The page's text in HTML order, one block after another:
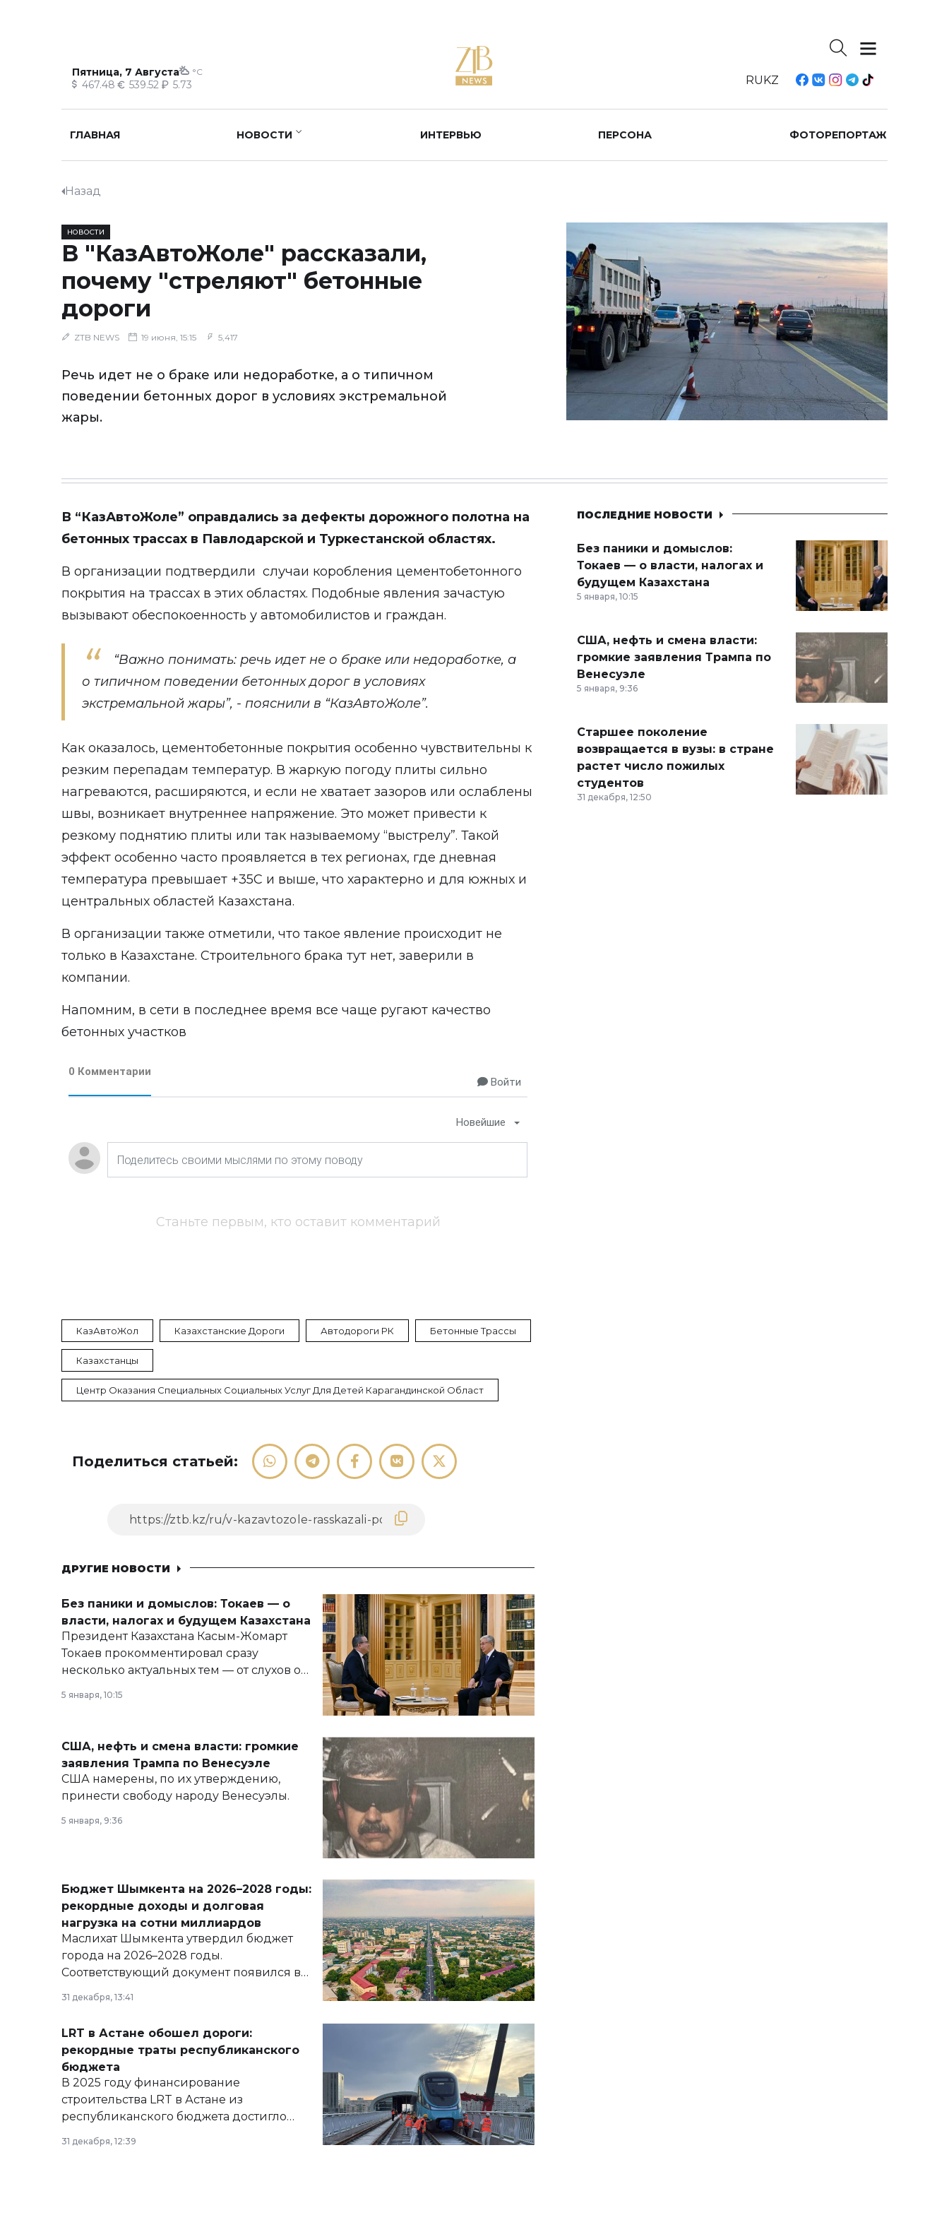
Пятница, 7 Августа °C
467.48 539.52 5.73 RUKZ
ГЛАВНАЯ НОВОСТИ ИНТЕРВЬЮ ПЕРСОНА ФОТОРЕПОРТАЖ
Назад
НОВОСТИ
В "КазАвтоЖоле" рассказали,
почему "стреляют" бетонные
дороги
ZTB NEWS 19 июня, 15:15 5,417
Речь идет не о браке или недоработке, а о типичном
поведении бетонных дорог в условиях экстремальной
жары.
В “КазАвтоЖоле” оправдались за дефекты дорожного полотна на
бетонных трассах в Павлодарской и Туркестанской областях.
В организации подтвердили случаи коробления цементобетонного
покрытия на трассах в этих областях. Подобные явления зачастую
вызывают обеспокоенность у автомобилистов и граждан.
“Важно понимать: речь идет не о браке или недоработке, а
о типичном поведении бетонных дорог в условиях
экстремальной жары”, - пояснили в “КазАвтоЖоле”.
Как оказалось, цементобетонные покрытия особенно чувствительны к
резким перепадам температур. В жаркую погоду плиты сильно
нагреваются, расширяются, и если не хватает зазоров или ослаблены
швы, возникает внутреннее напряжение. Это может привести к
резкому поднятию плиты или так называемому “выстрелу”. Такой
эффект особенно часто проявляется в тех регионах, где дневная
температура превышает +35C и выше, что характерно и для южных и
центральных областей Казахстана.
В организации также отметили, что такое явление происходит не
только в Казахстане. Строительного брака тут нет, заверили в
компании.
Напомним, в сети в последнее время все чаще ругают качество
бетонных участков
0 Комментарии
Войти
Новейшие
Станьте первым, кто оставит комментарий
КазАвтоЖол Казахстанские Дороги Автодороги РК Бетонные Трассы
Казахстанцы
Центр Оказания Специальных Социальных Услуг Для Детей Карагандинской Област
Поделиться статьей:
ДРУГИЕ НОВОСТИ
Без паники и домыслов: Токаев — о
власти, налогах и будущем Казахстана
Президент Казахстана Касым-Жомарт
Токаев прокомментировал сразу
несколько актуальных тем — от слухов о
армии, экономики и личного здоровья.
5 января, 10:15
США, нефть и смена власти: громкие
заявления Трампа по Венесуэле
США намерены, по их утверждению,
принести свободу народу Венесуэлы.
5 января, 9:36
Бюджет Шымкента на 2026–2028 годы:
рекордные доходы и долговая
нагрузка на сотни миллиардов
Маслихат Шымкента утвердил бюджет
города на 2026–2028 годы.
Соответствующий документ появился в
базе нормативных правовых актов и на
сайте маслихат города.
31 декабря, 13:41
LRT в Астане обошел дороги:
рекордные траты республиканского
бюджета
В 2025 году финансирование
строительства LRT в Астане из
республиканского бюджета достигло
рекордных объемов.
31 декабря, 12:39
ПОСЛЕДНИЕ НОВОСТИ
Без паники и домыслов:
Токаев — о власти, налогах и
будущем Казахстана
5 января, 10:15
США, нефть и смена власти:
громкие заявления Трампа по
Венесуэле
5 января, 9:36
Старшее поколение
возвращается в вузы: в стране
растет число пожилых
студентов
31 декабря, 12:50